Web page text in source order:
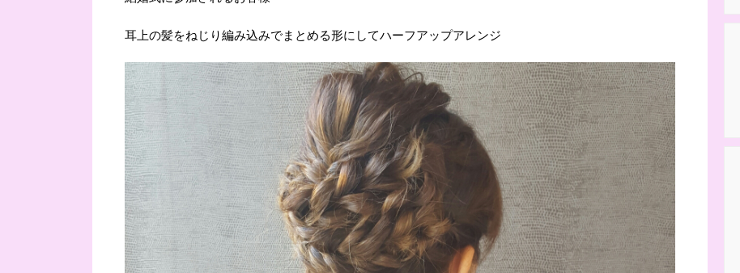
耳上の髪をねじり編み込みでまとめる形にしてハーフアップアレンジ